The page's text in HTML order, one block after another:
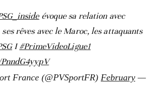
évoque sa relation avec
rêves avec le Maroc, les attaquants
I#PrimeVideoLigue1
— Prime Video Sport France (@PVSportFR)
February